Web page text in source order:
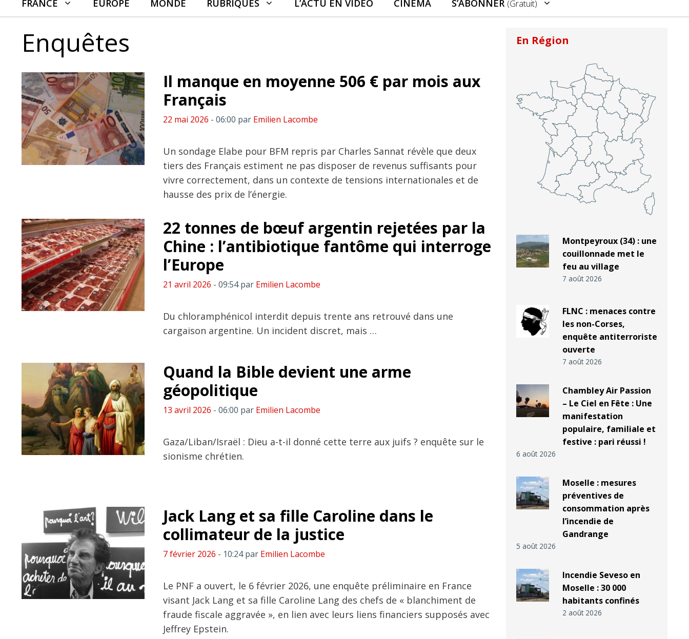
FRANCE EUROPE MONDE RUBRIQUES L’ACTU EN VIDÉO CINÉMA S’ABONNER (gratuit)
Enquêtes
Il manque en moyenne 506 € par mois aux
Français
22 mai 2026 - 06:00 par Emilien Lacombe
Un sondage Elabe pour BFM repris par Charles Sannat révèle que deux
tiers des Français estiment ne pas disposer de revenus suffisants pour
vivre correctement, dans un contexte de tensions internationales et de
hausse des prix de l’énergie.
22 tonnes de bœuf argentin rejetées par la
Chine : l’antibiotique fantôme qui interroge
l’Europe
21 avril 2026 - 09:54 par Emilien Lacombe
Du chloramphénicol interdit depuis trente ans retrouvé dans une
cargaison argentine. Un incident discret, mais …
Quand la Bible devient une arme
géopolitique
13 avril 2026 - 06:00 par Emilien Lacombe
Gaza/Liban/Israël : Dieu a-t-il donné cette terre aux juifs ? enquête sur le
sionisme chrétien.
Jack Lang et sa fille Caroline dans le
collimateur de la justice
7 février 2026 - 10:24 par Emilien Lacombe
Le PNF a ouvert, le 6 février 2026, une enquête préliminaire en France
visant Jack Lang et sa fille Caroline Lang des chefs de « blanchiment de
fraude fiscale aggravée », en lien avec leurs liens financiers supposés avec
Jeffrey Epstein.
En Région
Montpeyroux (34) : une
couillonnade met le
feu au village
7 août 2026
FLNC : menaces contre
les non-Corses,
enquête antiterroriste
ouverte
7 août 2026
Chambley Air Passion
– Le Ciel en Fête : Une
manifestation
populaire, familiale et
festive : pari réussi !
6 août 2026
Moselle : mesures
préventives de
consommation après
l’incendie de
Gandrange
5 août 2026
Incendie Seveso en
Moselle : 30 000
habitants confinés
2 août 2026